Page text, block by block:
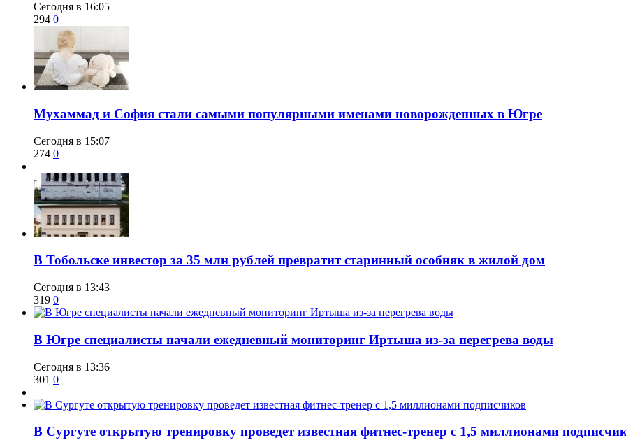
Сегодня в 16:05
294 0
​Мухаммад и София стали самыми популярными именами новорожденных в Югре
Сегодня в 15:07
274 0
В Тобольске инвестор за 35 млн рублей превратит старинный особняк в жилой дом
Сегодня в 13:43
319 0
В Югре специалисты начали ежедневный мониторинг Иртыша из-за перегрева воды
Сегодня в 13:36
301 0
В Сургуте открытую тренировку проведет известная фитнес-тренер с 1,5 миллионами